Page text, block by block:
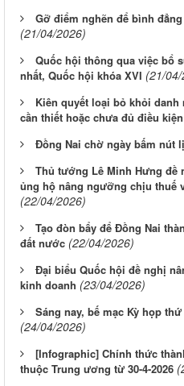
Gỡ điểm nghẽn để bình
(21/04/2026)
Quốc hội thông qua việc bổ
nhất, Quốc hội khóa XVI (21/
Kiên quyết loại bỏ khỏi
cần thiết hoặc chưa đủ điều kiện
Đồng Nai chờ ngày bấm nút
Thủ tướng Lê Minh Hưng đề
ủng hộ nâng ngưỡng chịu thuế
(22/04/2026)
Tạo đòn bẩy để Đồng Nai
đất nước (22/04/2026)
Đại biểu Quốc hội đề nghị
kinh doanh (23/04/2026)
Sáng nay, bế mạc Kỳ họp
(24/04/2026)
[Infographic] Chính thức
thuộc Trung ương từ 30-4-2026